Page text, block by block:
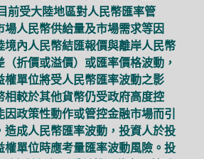
前受大陸地區對人民幣匯率管
場人民幣供給量及市場需求等因
境內人民幣結匯報價與離岸人民幣
折價或溢價）或匯率價格波動，
權單位將受人民幣匯率波動之影
相較於其他貨幣仍受政府高度控
政策性動作或管控金融市場而引
造成人民幣匯率波動，投資人於投
權單位時應考量匯率波動風險。投